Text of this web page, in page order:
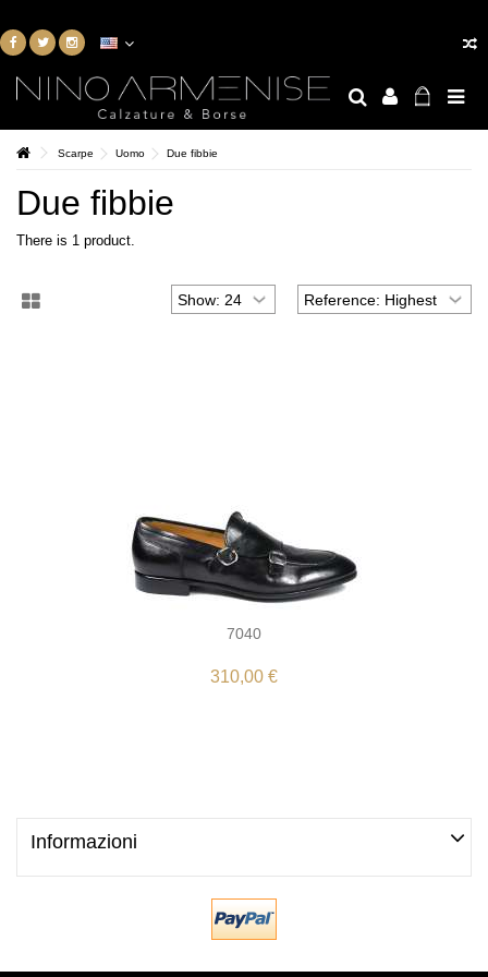
Scarpe Uomo Due fibbie
Due fibbie
There is 1 product.
7040
310,00 €
Informazioni